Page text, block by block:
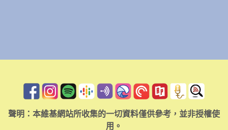
聲明：本維基網站所收集的一切資料僅供參考，並非授權使
用。